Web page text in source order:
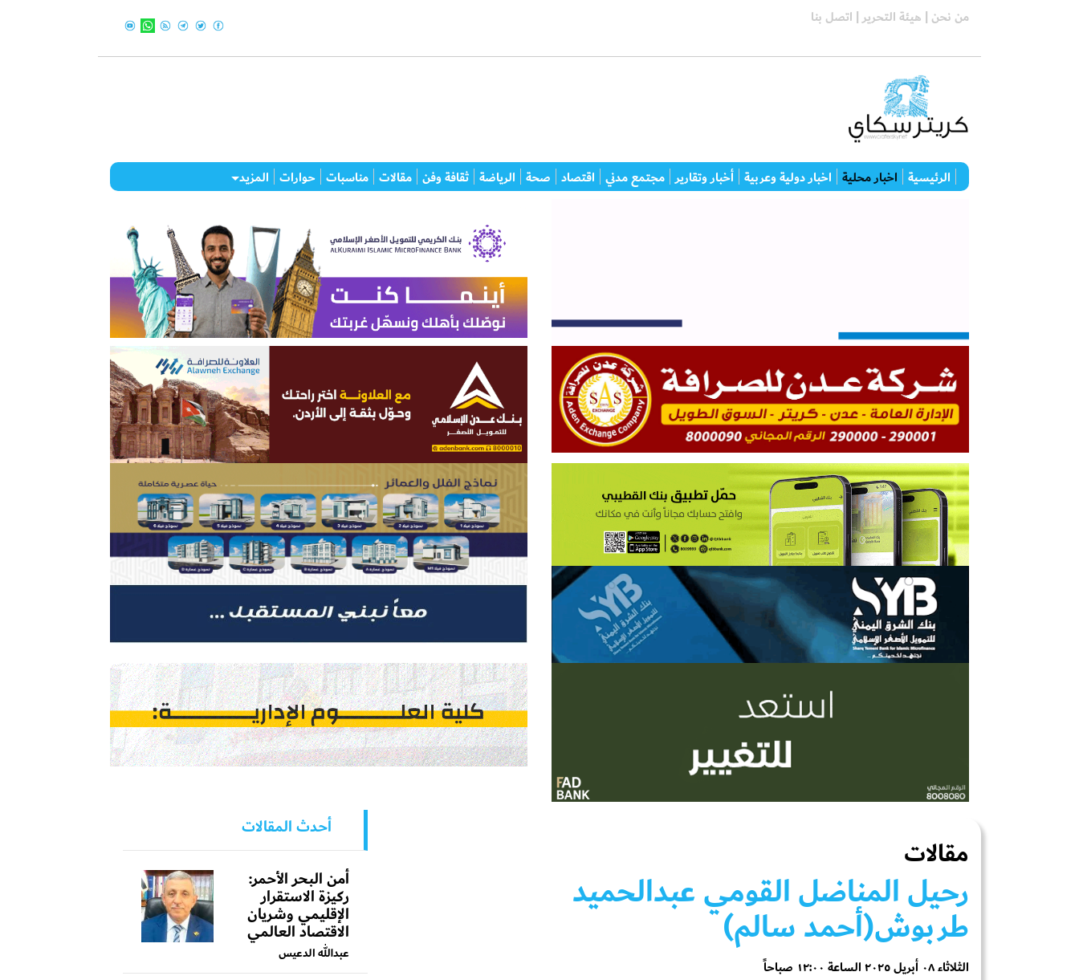
من نحن | هيئة التحرير | اتصل بنا
الرئيسية اخبار محلية اخبار دولية وعربية أخبار وتقارير مجتمع مدني اقتصاد صحة الرياضة ثقافة وفن مقالات مناسبات حوارات المزيد
مقالات
رحيل المناضل القومي عبدالحميد
طربوش(أحمد سالم)
الثلاثاء ٠٨ أبريل ٢٠٢٥ الساعة ١٢:٠٠ صباحاً
أحدث المقالات
أمن البحر الأحمر:
ركيزة الاستقرار
الإقليمي وشريان
الاقتصاد العالمي
عبدالله الدعيس